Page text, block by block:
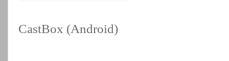
CastBox (Android)